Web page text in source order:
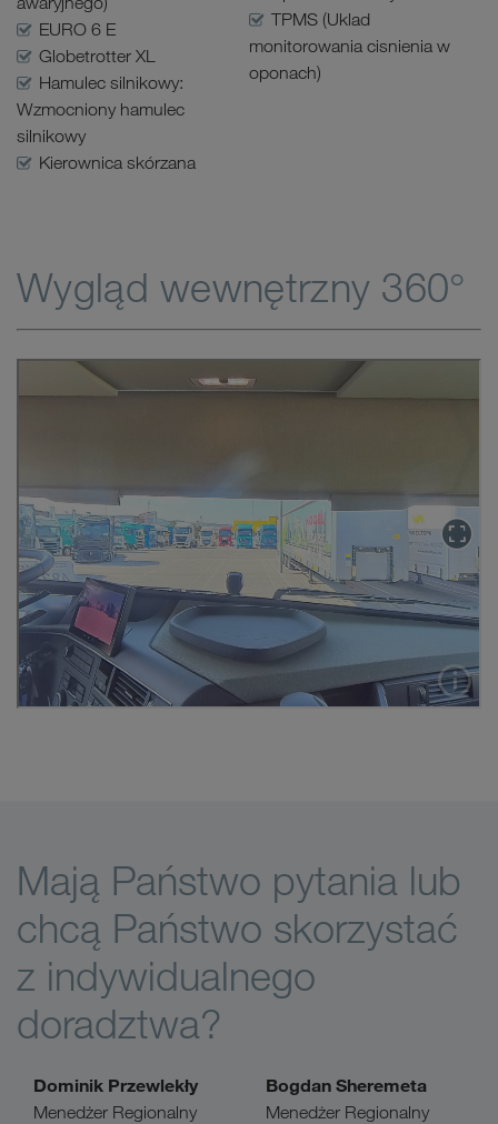
EURO 6 E
Globetrotter XL
Hamulec silnikowy:
Wzmocniony hamulec
silnikowy
Kierownica skórzana
TPMS (Uklad
monitorowania cisnienia w
oponach)
Wygląd wewnętrzny 360°
Mają Państwo pytania lub
chcą Państwo skorzystać
z indywidualnego
doradztwa?
Dominik Przewlekły
Menedżer Regionalny
Bogdan Sheremeta
Menedżer Regionalny